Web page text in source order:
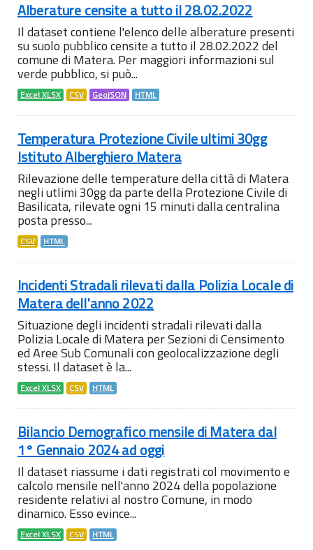
Alberature censite a tutto il 28.02.2022
Il dataset contiene l'elenco delle alberature presenti
su suolo pubblico censite a tutto il 28.02.2022 del
comune di Matera. Per maggiori informazioni sul
verde pubblico, si può...
Excel XLSX CSV GeoJSON HTML
Temperatura Protezione Civile ultimi 30gg
Istituto Alberghiero Matera
Rilevazione delle temperature della città di Matera
negli utlimi 30gg da parte della Protezione Civile di
Basilicata, rilevate ogni 15 minuti dalla centralina
posta presso...
CSV HTML
Incidenti Stradali rilevati dalla Polizia Locale di
Matera dell'anno 2022
Situazione degli incidenti stradali rilevati dalla
Polizia Locale di Matera per Sezioni di Censimento
ed Aree Sub Comunali con geolocalizzazione degli
stessi. Il dataset è la...
Excel XLSX CSV HTML
Bilancio Demografico mensile di Matera dal
1° Gennaio 2024 ad oggi
Il dataset riassume i dati registrati col movimento e
calcolo mensile nell'anno 2024 della popolazione
residente relativi al nostro Comune, in modo
dinamico. Esso evince...
Excel XLSX CSV HTML